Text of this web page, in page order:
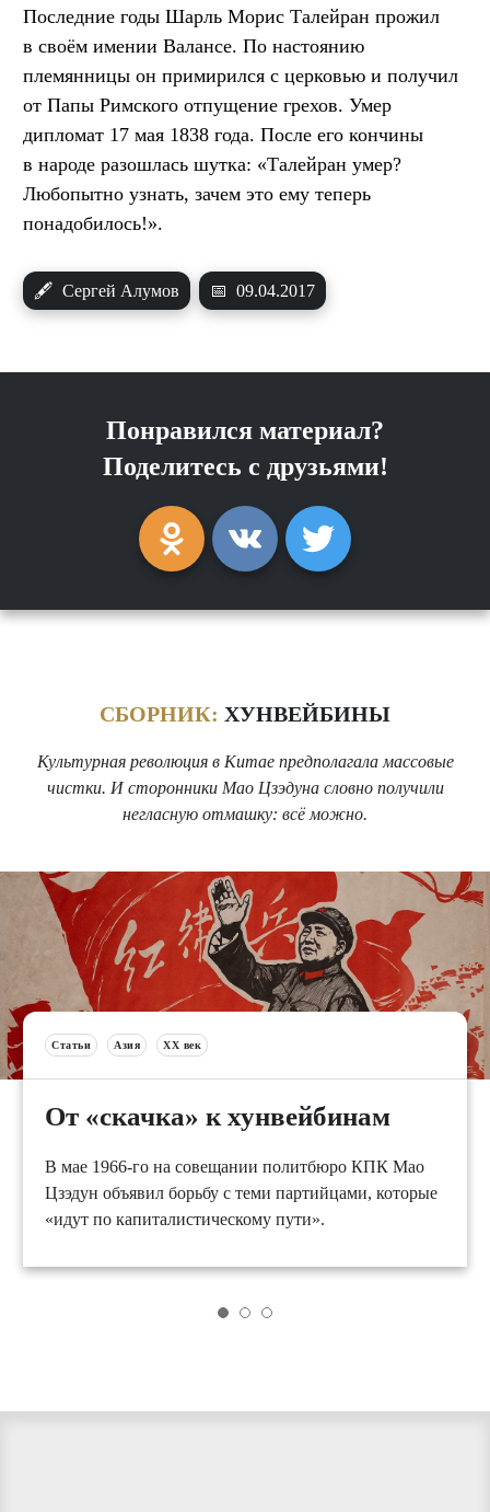
Последние годы Шарль Морис Талейран прожил
в своём имении Валансе. По настоянию
племянницы он примирился с церковью и получил
от Папы Римского отпущение грехов. Умер
дипломат 17 мая 1838 года. После его кончины
в народе разошлась шутка: «Талейран умер?
Любопытно узнать, зачем это ему теперь
понадобилось!».
🖋 Сергей Алумов 📅 09.04.2017
Понравился материал?
Поделитесь с друзьями!
СБОРНИК: ХУНВЕЙБИНЫ
Культурная революция в Китае предполагала массовые
чистки. И сторонники Мао Цзэдуна словно получили
негласную отмашку: всё можно.
Статьи Азия XX век
От «скачка» к хунвейбинам
В мае 1966-го на совещании политбюро КПК Мао
Цзэдун объявил борьбу с теми партийцами, которые
«идут по капиталистическому пути».